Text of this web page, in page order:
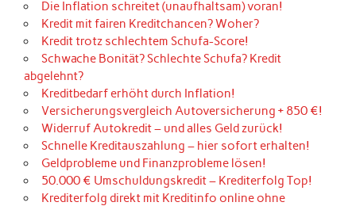
Die Inflation schreitet (unaufhaltsam) voran!
Kredit mit fairen Kreditchancen? Woher?
Kredit trotz schlechtem Schufa-Score!
Schwache Bonität? Schlechte Schufa? Kredit
abgelehnt?
Kreditbedarf erhöht durch Inflation!
Versicherungsvergleich Autoversicherung + 850 €!
Widerruf Autokredit – und alles Geld zurück!
Schnelle Kreditauszahlung – hier sofort erhalten!
Geldprobleme und Finanzprobleme lösen!
50.000 € Umschuldungskredit – Krediterfolg Top!
Krediterfolg direkt mit Kreditinfo online ohne